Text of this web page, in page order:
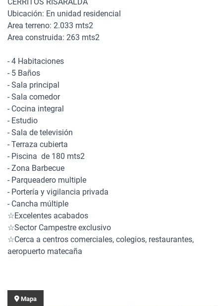
Ubicación: En unidad residencial
Area terreno: 2.033 mts2
Area construida: 263 mts2
- 4 Habitaciones
- 5 Baños
- Sala principal
- Sala comedor
- Cocina integral
- Estudio
- Sala de televisión
- Terraza cubierta
- Piscina de 180 mts2
- Zona Barbecue
- Parqueadero multiple
- Portería y vigilancia privada
- Cancha múltiple
☆Excelentes acabados
☆Sector Campestre exclusivo
☆Cerca a centros comerciales, colegios, restaurantes,
aeropuerto matecaña
Mapa